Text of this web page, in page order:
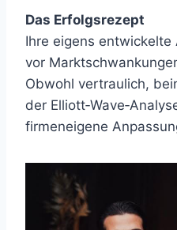
Das Erfolgsrezept
Ihre eigens
vor
Obwohl vertraulich,
der
firmeneigene